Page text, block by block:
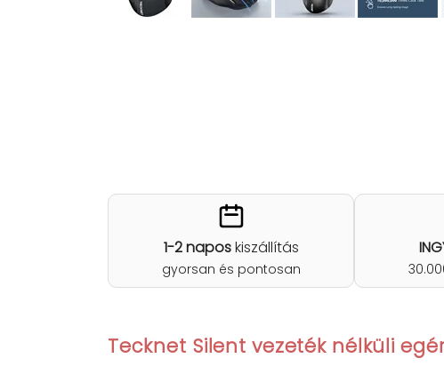
1-2 naposkiszállítás
gyorsan és pontosan
Tecknet Silent vezeték nélküli